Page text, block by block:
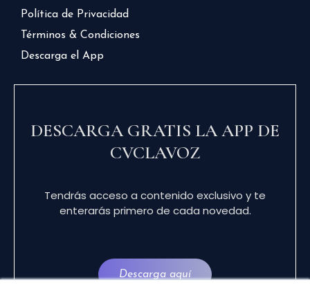
Política de Privacidad
Términos & Condiciones
Descarga el App
DESCARGA GRATIS LA APP DE
CVCLAVOZ
Tendrás acceso a contenido exclusivo y te
enterarás primero de cada novedad.
Descarga aquí